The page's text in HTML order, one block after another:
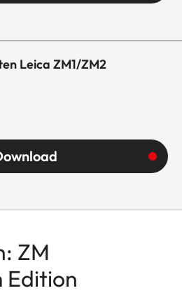
Leica ZM1/ZM2
ZM
Edition